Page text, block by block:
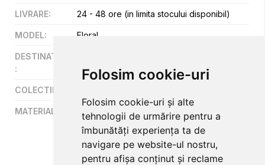
Folosim cookie-uri
Folosim cookie-uri și alte
tehnologii de urmărire pentru a
îmbunătăți experiența ta de
navigare pe website-ul nostru,
pentru afișa conținut și reclame
LIVRARE: 24 - 48 ore (in limita stocului disponibil)
MODEL: Floral
DESTINATIE
:
publice,Office,Rezidential
COLECTII
MATERIAL Vinil